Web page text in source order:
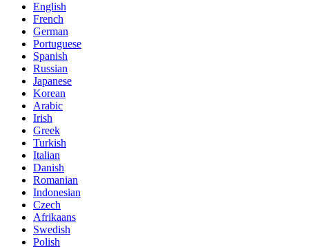
English
French
German
Portuguese
Spanish
Russian
Japanese
Korean
Arabic
Irish
Greek
Turkish
Italian
Danish
Romanian
Indonesian
Czech
Afrikaans
Swedish
Polish